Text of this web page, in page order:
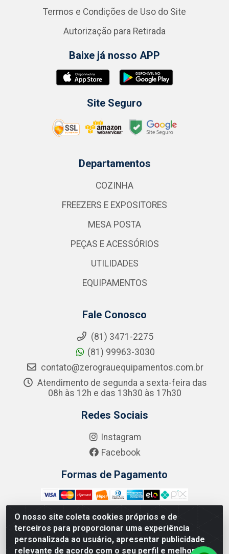
O nosso site coleta cookies próprios e de
terceiros para proporcionar uma experiência
personalizada ao usuário, apresentar publicidade
relevante de acordo com o seu perfil e melhorar a
Termos e Condições de Uso do Site
Autorização para Retirada
Baixe já nosso APP
Site Seguro
Departamentos
COZINHA
FREEZERS E EXPOSITORES
MESA POSTA
PEÇAS E ACESSÓRIOS
UTILIDADES
EQUIPAMENTOS
Fale Conosco
(81) 3471-2275
(81) 99963-3030
contato@zerograuequipamentos.com.br
Atendimento de segunda a sexta-feira das
08h às 12h e das 13h30 às 17h30
Redes Sociais
Instagram
Facebook
Formas de Pagamento
Zero Grau - Rua Jean Emile Favre, 746 - Ipsep,
Recife/PE - CEP 51.190-450 - CNPJ 09.132.989/0001-61